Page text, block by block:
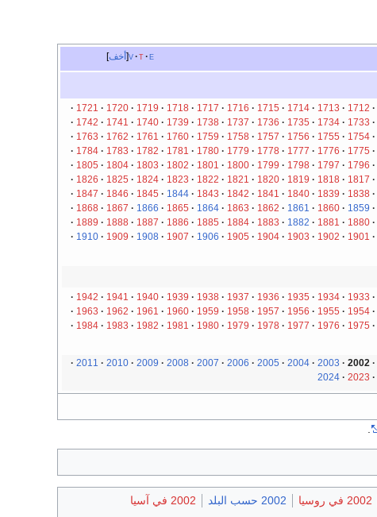
أخف v t e
1712
1713
1714
1715
1716
1717
1718
1719
1720
1721
1733
1734
1735
1736
1737
1738
1739
1740
1741
1742
1754
1755
1756
1757
1758
1759
1760
1761
1762
1763
1775
1776
1777
1778
1779
1780
1781
1782
1783
1784
1796
1797
1798
1799
1800
1801
1802
1803
1804
1805
1817
1818
1819
1820
1821
1822
1823
1824
1825
1826
1838
1839
1840
1841
1842
1843
1844
1845
1846
1847
1859
1860
1861
1862
1863
1864
1865
1866
1867
1868
1880
1881
1882
1883
1884
1885
1886
1887
1888
1889
1901
1902
1903
1904
1905
1906
1907
1908
1909
1910
1933
1934
1935
1936
1937
1938
1939
1940
1941
1942
1954
1955
1956
1957
1958
1959
1960
1961
1962
1963
1975
1976
1977
1978
1979
1980
1981
1982
1983
1984
2002
2003
2004
2005
2006
2007
2008
2009
2010
2011
2023
2024
2002 في روسيا 2002 حسب البلد
2002 في آسيا